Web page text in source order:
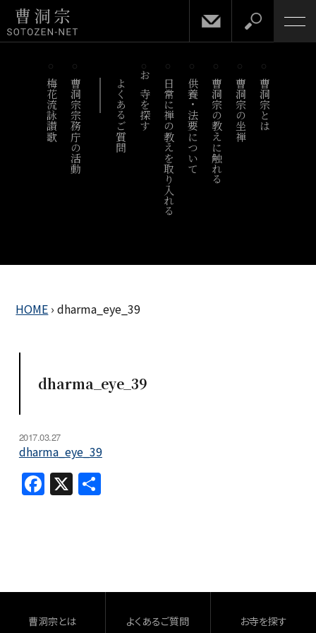
梅花流詠讃歌 曹洞宗宗務庁の活動 よくあるご質問 お寺を探す 日常に禅の教えを取り入れる供養・法要について曹洞宗の教えに触れる 曹洞宗の坐禅 曹洞宗とは
HOME › dharma_eye_39
dharma_eye_39
2017.03.27
dharma_eye_39
F
a
o
o
X 共
曹洞宗とは よくあるご質問 お寺を探す